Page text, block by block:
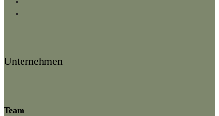
Unternehmen
Team